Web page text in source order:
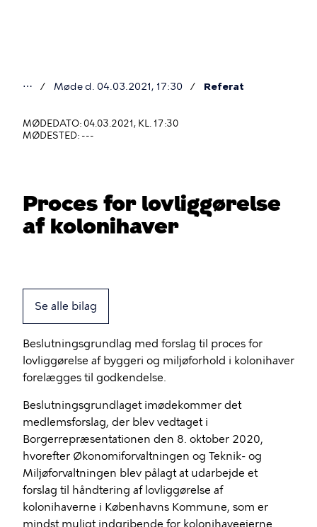
er
her
⋯ Møde d. 04.03.2021, 17:30 Referat
MØDEDATO: 04.03.2021, KL. 17:30
MØDESTED: ---
Proces for lovliggørelse
af kolonihaver
Se alle bilag
Beslutningsgrundlag med forslag til proces for
lovliggørelse af byggeri og miljøforhold i kolonihaver
forelægges til godkendelse.
Beslutningsgrundlaget imødekommer det
medlemsforslag, der blev vedtaget i
Borgerrepræsentationen den 8. oktober 2020,
hvorefter Økonomiforvaltningen og Teknik- og
Miljøforvaltningen blev pålagt at udarbejde et
forslag til håndtering af lovliggørelse af
kolonihaverne i Københavns Kommune, som er
mindst muligt indgribende for kolonihaveejerne.